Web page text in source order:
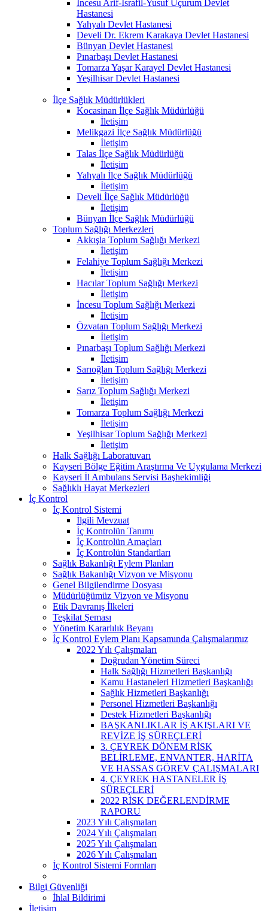
İncesu Arif-İsrafil-Yusuf Uçurum Devlet
Hastanesi
Yahyalı Devlet Hastanesi
Develi Dr. Ekrem Karakaya Devlet Hastanesi
Bünyan Devlet Hastanesi
Pınarbaşı Devlet Hastanesi
Tomarza Yaşar Karayel Devlet Hastanesi
Yeşilhisar Devlet Hastanesi
İlçe Sağlık Müdürlükleri
Kocasinan İlçe Sağlık Müdürlüğü
İletişim
Melikgazi İlçe Sağlık Müdürlüğü
İletişim
Talas İlçe Sağlık Müdürlüğü
İletişim
Yahyalı İlçe Sağlık Müdürlüğü
İletişim
Develi İlçe Sağlık Müdürlüğü
İletişim
Bünyan İlçe Sağlık Müdürlüğü
Toplum Sağlığı Merkezleri
Akkışla Toplum Sağlığı Merkezi
İletişim
Felahiye Toplum Sağlığı Merkezi
İletişim
Hacılar Toplum Sağlığı Merkezi
İletişim
İncesu Toplum Sağlığı Merkezi
İletişim
Özvatan Toplum Sağlığı Merkezi
İletişim
Pınarbaşı Toplum Sağlığı Merkezi
İletişim
Sarıoğlan Toplum Sağlığı Merkezi
İletişim
Sarız Toplum Sağlığı Merkezi
İletişim
Tomarza Toplum Sağlığı Merkezi
İletişim
Yeşilhisar Toplum Sağlığı Merkezi
İletişim
Halk Sağlığı Laboratuvarı
Kayseri Bölge Eğitim Araştırma Ve Uygulama Merkezi
Kayseri İl Ambulans Servisi Başhekimliği
Sağlıklı Hayat Merkezleri
İç Kontrol
İç Kontrol Sistemi
İlgili Mevzuat
İç Kontrolün Tanımı
İç Kontrolün Amaçları
İç Kontrolün Standartları
Sağlık Bakanlığı Eylem Planları
Sağlık Bakanlığı Vizyon ve Misyonu
Genel Bilgilendirme Dosyası
Müdürlüğümüz Vizyon ve Misyonu
Etik Davranış İlkeleri
Teşkilat Şeması
Yönetim Kararlılık Beyanı
İç Kontrol Eylem Planı Kapsamında Çalışmalarımız
2022 Yılı Çalışmaları
Doğrudan Yönetim Süreci
Halk Sağlığı Hizmetleri Başkanlığı
Kamu Hastaneleri Hizmetleri Başkanlığı
Sağlık Hizmetleri Başkanlığı
Personel Hizmetleri Başkanlığı
Destek Hizmetleri Başkanlığı
BAŞKANLIKLAR İŞ AKIŞLARI VE
REVİZE İŞ SÜREÇLERİ
3. ÇEYREK DÖNEM RİSK
BELİRLEME, ENVANTER, HARİTA
VE HASSAS GÖREV ÇALIŞMALARI
4. ÇEYREK HASTANELER İŞ
SÜREÇLERİ
2022 RİSK DEĞERLENDİRME
RAPORU
2023 Yılı Çalışmaları
2024 Yılı Çalışmaları
2025 Yılı Çalışmaları
2026 Yılı Çalışmaları
İç Kontrol Sistemi Formları
Bilgi Güvenliği
İhlal Bildirimi
İletişim